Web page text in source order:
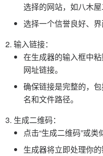
选择的网站，如八木
选择一个信誉良好、
输入链接：
在生成器的输入框中
网址链接。
确保链接是完整的，
名和文件路径。
生成二维码：
点击“生成二维码”或类
生成器将立即处理你